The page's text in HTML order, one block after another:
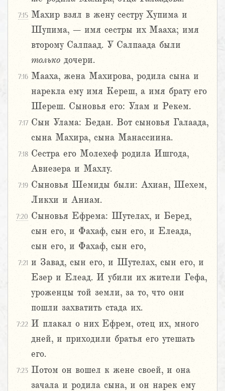
7:15 Махир взял в жену сестру Хупима и
Шупима, – имя сестры их Мааха; имя
второму Салпаад. У Салпаада были
только дочери.
7:16 Мааха, жена Махирова, родила сына и
нарекла ему имя Кереш, а имя брату его
Шереш. Сыновья его: Улам и Рекем.
7:17 Сын Улама: Бедан. Вот сыновья Галаада,
сына Махира, сына Манассиина.
7:18 Сестра его Молехеф родила Ишгода,
Авиезера и Махлу.
7:19 Сыновья Шемиды были: Ахиан, Шехем,
Ликхи и Аниам.
7:20 Сыновья Ефрема: Шутелах, и Беред,
сын его, и Фахаф, сын его, и Елеада,
сын его, и Фахаф, сын его,
7:21 и Завад, сын его, и Шутелах, сын его, и
Езер и Елеад. И убили их жители Гефа,
уроженцы той земли, за то, что они
пошли захватить стада их.
7:22 И плакал о них Ефрем, отец их, много
дней, и приходили братья его утешать
его.
7:23 Потом он вошел к жене своей, и она
зачала и родила сына, и он нарек ему